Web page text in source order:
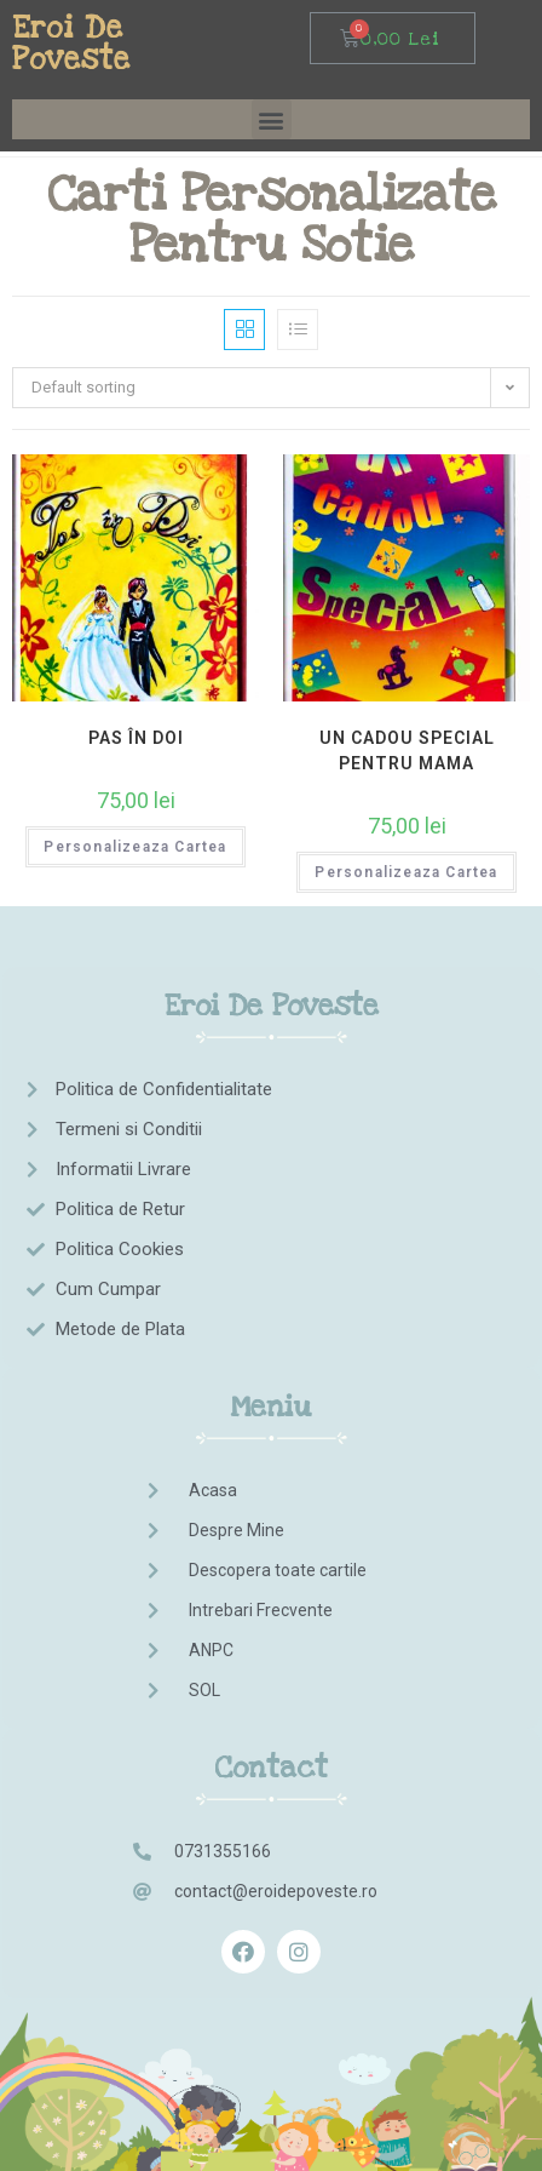
Eroi De
Poveste
0,00Lei
Carti Personalizate
Pentru Sotie
Default sorting
PAS ÎN DOI
75,00 lei
Personalizeaza Cartea
UN CADOU SPECIAL
PENTRU MAMA
75,00 lei
Personalizeaza Cartea
Eroi De Poveste
Politica de Confidentialitate
Termeni si Conditii
Informatii Livrare
Politica de Retur
Politica Cookies
Cum Cumpar
Metode de Plata
Meniu
Acasa
Despre Mine
Descopera toate cartile
Intrebari Frecvente
ANPC
SOL
Contact
0731355166
contact@eroidepoveste.ro